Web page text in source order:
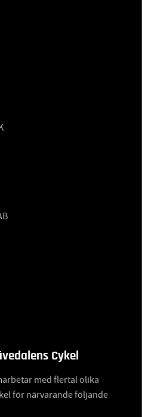
Cykel
med flertal olika
för närvarande följande